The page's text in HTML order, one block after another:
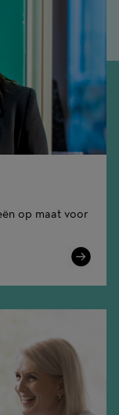
op maat voor
Learn